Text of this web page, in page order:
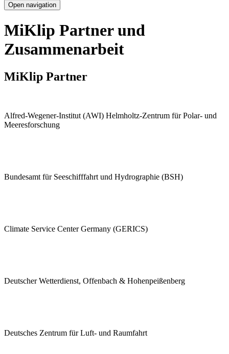
Open navigation
MiKlip Partner und
Zusammenarbeit
MiKlip Partner
Alfred-Wegener-Institut (AWI) Helmholtz-Zentrum für Polar- und
Meeresforschung
Bundesamt für Seeschifffahrt und Hydrographie (BSH)
Climate Service Center Germany (GERICS)
Deutscher Wetterdienst, Offenbach & Hohenpeißenberg
Deutsches Zentrum für Luft- und Raumfahrt